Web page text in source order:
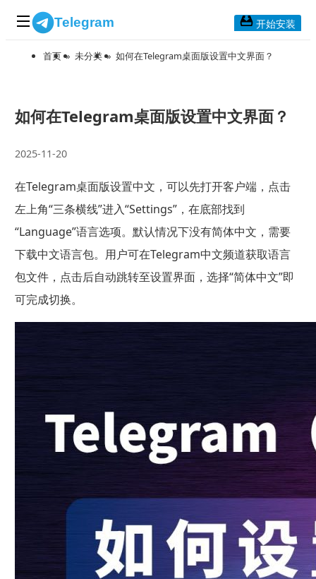
Telegram
应用下载
Telegram Mac版
Telegram安卓版
Telegram Web版
开始安装
首页 » 未分类 » 如何在Telegram桌面版设置中文界面？
如何在Telegram桌面版设置中文界面？
2025-11-20
在Telegram桌面版设置中文，可以先打开客户端，点击
左上角“三条横线”进入“Settings”，在底部找到
“Language”语言选项。默认情况下没有简体中文，需要
下载中文语言包。用户可在Telegram中文频道获取语言
包文件，点击后自动跳转至设置界面，选择“简体中文”即
可完成切换。